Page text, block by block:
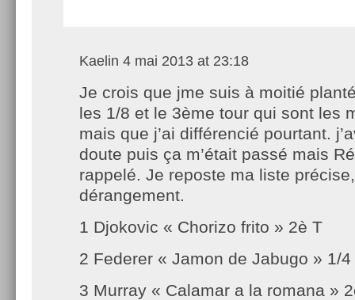
Kaelin 4 mai 2013 at 23:18
Je crois que jme suis à moitié
les 1/8 et le 3ème tour qui sont les
mais que j’ai différencié pourtant.
doute puis ça m’était passé mais
rappelé. Je reposte ma liste
dérangement.
1 Djokovic « Chorizo frito » 2è T
2 Federer « Jamon de Jabugo » 1/4
3 Murray « Calamar a la romana »